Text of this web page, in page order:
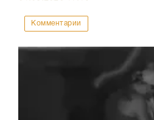
Комментарии